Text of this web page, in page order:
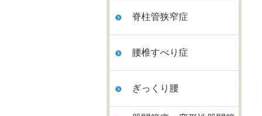
脊柱管狭窄症
腰椎すべり症
ぎっくり腰